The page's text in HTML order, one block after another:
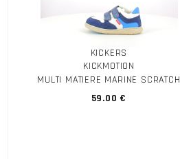
KICKERS
KICKMOTION
MULTI MATIERE MARINE SCRATCH
59.00 €